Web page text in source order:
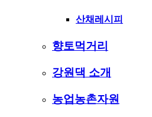
산채레시피
향토먹거리
강원댁 소개
농업농촌자원